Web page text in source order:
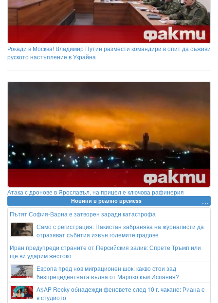
Рокади в Москва! Владимир Путин размести командири в опит да съживи
руското настъпление в Украйна
Атака с дронове в Ярославъл, на прицел е ключова рафинерия
Новини в реално времеss
Пътят София-Варна е затворен заради катастрофа
Само с регистрация: Пакистан забранява на журналисти да
отразяват събития извън големите градове
Иран предупреди страните от Персийския залив: Спрете Тръмп или
ще ви ударим жестоко
Европа пред нов миграционен шок: какво стои зад
безпрецедентната вълна от Мароко към Испания?
A$AP Rocky обнадежди феновете след 10 г. чакане: Риана е
в студиото